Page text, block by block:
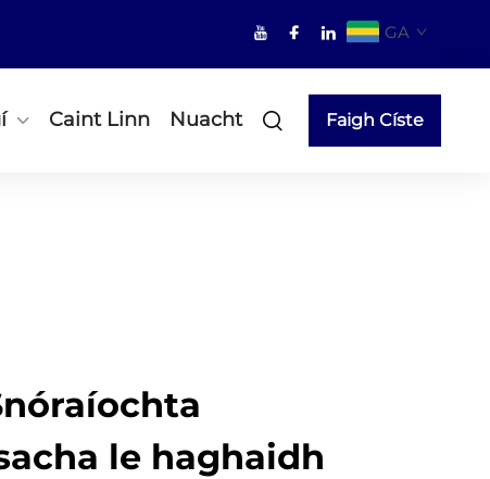
GA
Caint Linn Nuacht Faigh Císte
le haghaidh